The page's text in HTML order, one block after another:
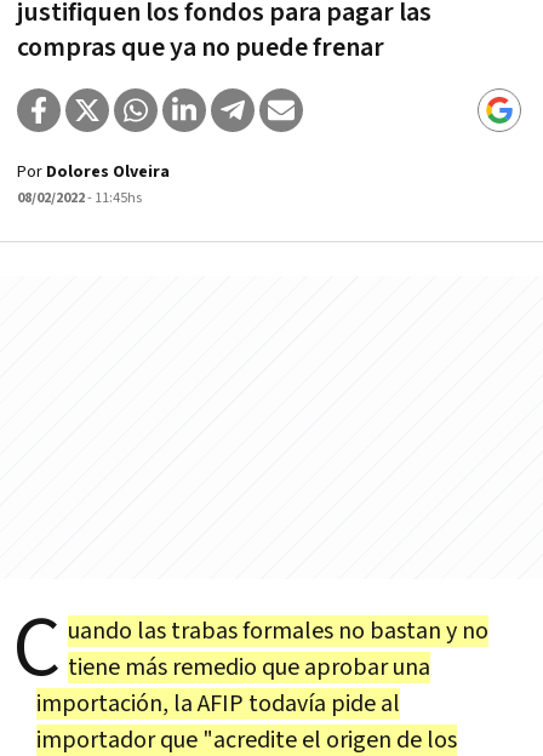
justifiquen los fondos para pagar las
compras que ya no puede frenar
Por Dolores Olveira
08/02/2022- 11:45hs
C uando las trabas formales no bastan y no
tiene más remedio que aprobar una
importación, la AFIP todavía pide al
importador que "acredite el origen de los